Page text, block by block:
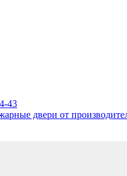
43
двери от